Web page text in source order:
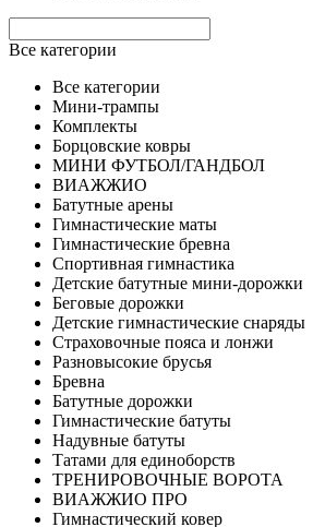
Все категории
Все категории
Мини-трампы
Комплекты
Борцовские ковры
МИНИ ФУТБОЛ/ГАНДБОЛ
ВИАЖЖИО
Батутные арены
Гимнастические маты
Гимнастические бревна
Спортивная гимнастика
Детские батутные мини-дорожки
Беговые дорожки
Детские гимнастические снаряды
Страховочные пояса и лонжи
Разновысокие брусья
Бревна
Батутные дорожки
Гимнастические батуты
Надувные батуты
Татами для единоборств
ТРЕНИРОВОЧНЫЕ ВОРОТА
ВИАЖЖИО ПРО
Гимнастический ковер